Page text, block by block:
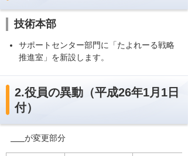
技術本部
サポートセンター部門に「たよれーる戦略
推進室」を新設します。
2.役員の異動（平成26年1月1日
付）
が変更部分